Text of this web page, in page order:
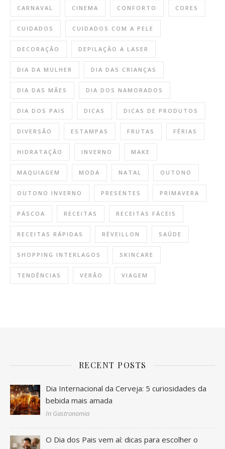
CARNAVAL CINEMA CONFORTO CORES
CUIDADOS CUIDADOS COM A PELE
DECORAÇÃO DEPILAÇÃO A LASER
DIA DA MULHER DIA DAS CRIANÇAS
DIA DAS MÃES DIA DOS NAMORADOS
DIA DOS PAIS DICAS DICAS DE PRODUTOS
DIVERSÃO ESTAMPAS FRUTAS FÉRIAS
HIDRATAÇÃO INVERNO MAKE
MAQUIAGEM MODA NATAL OUTONO
OUTONO INVERNO PRESENTES PRIMAVERA
PÁSCOA RECEITAS RECEITAS FÁCEIS
RECEITAS RÁPIDAS RÉVEILLON SAÚDE
SHOPPING INTERLAGOS SKINCARE
TENDÊNCIAS VERÃO VIAGEM
RECENT POSTS
Dia Internacional da Cerveja: 5 curiosidades da
bebida mais amada
In Gastronomia
O Dia dos Pais vem aí: dicas para escolher o